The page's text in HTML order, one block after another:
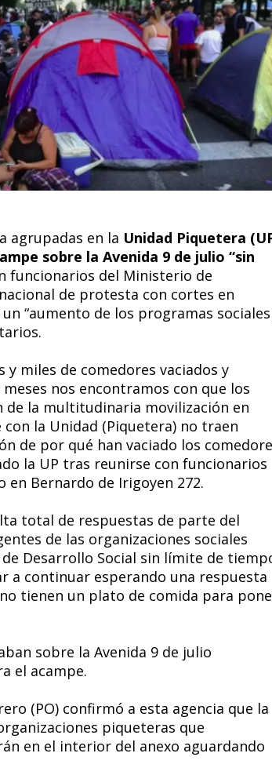
agrupadas en la Unidad Piquetera
sobre la Avenida 9 de julio “sin
funcionarios del Ministerio de
de protesta con cortes en
“aumento de los programas
miles de comedores vaciados y
nos encontramos con que los
de la multitudinaria movilización en
la Unidad (Piquetera) no traen
de por qué han vaciado los
la UP tras reunirse con funcionarios
en Bernardo de Irigoyen 272.
total de respuestas de parte del
de las organizaciones sociales
Desarrollo Social sin límite de
a continuar esperando una respuesta
tienen un plato de comida para
sobre la Avenida 9 de julio
el acampe.
(PO) confirmó a esta agencia que la
piqueteras que
en el interior del anexo aguardando